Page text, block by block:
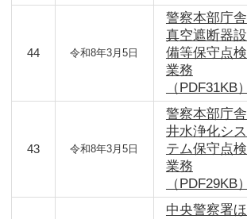
44 令和8年3月5日
警察本部庁舎
真空遮断器設
備等保守点検
業務
（PDF31KB）
43 令和8年3月5日
警察本部庁舎
井水浄化シス
テム保守点検
業務
（PDF29KB）
中央警察署ほ